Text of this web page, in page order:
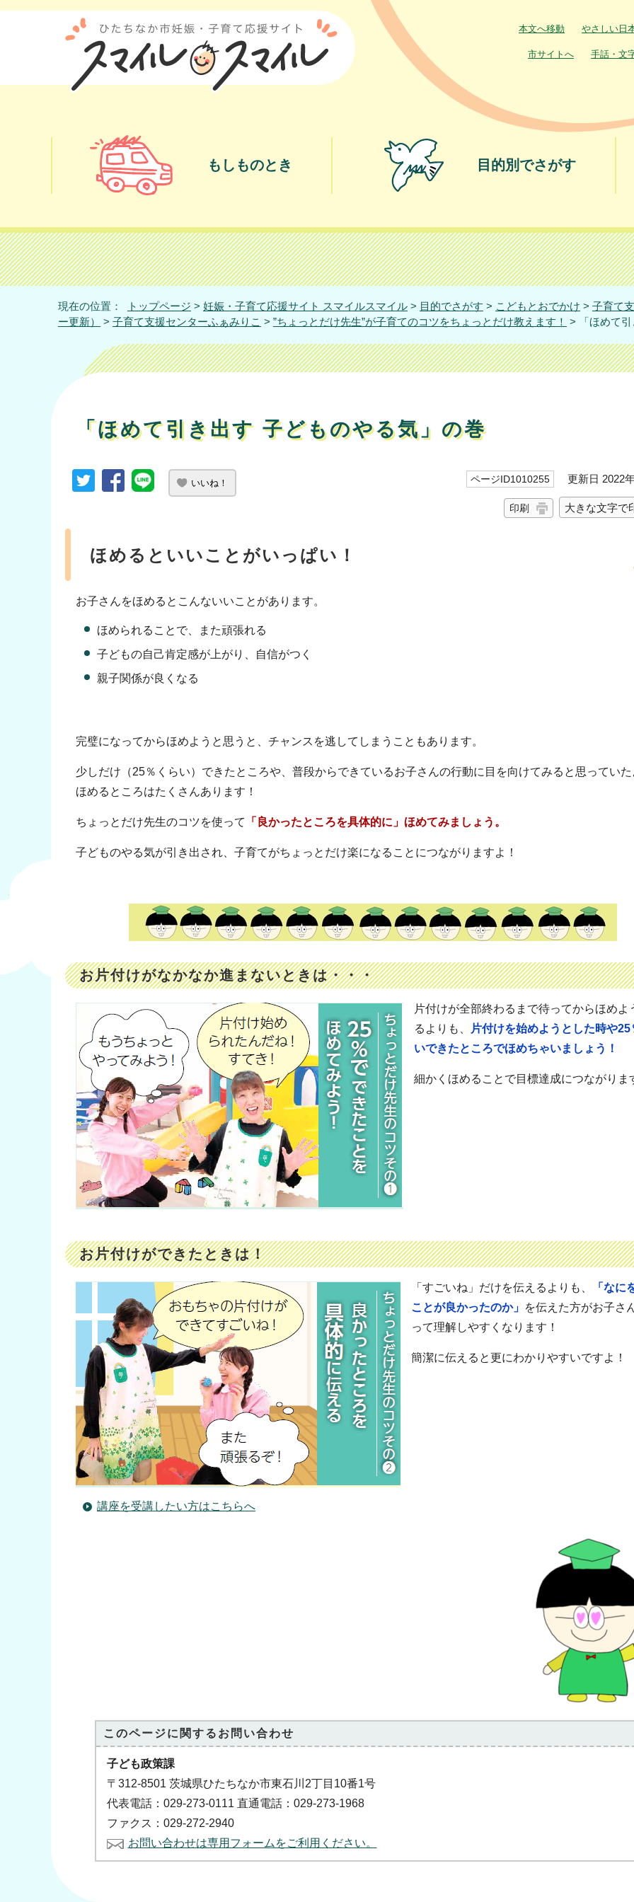
本文へ移動 やさしい日
市サイトへ 手話・文
もしものとき 目的別でさがす
現在の位置： トップページ > 妊娠・子育て応援サイト スマイルスマイル > 目的でさがす > こどもとおでかけ > 子育て
ー更新）
> 子育て支援センターふぁみりこ > ”ちょっとだけ先生”が子育てのコツをちょっとだけ教えます！ > 「ほめて
「ほめて引き出す 子どものやる気」の巻
いいね！ ページID1010255 更新日 2022
印刷 大きな文字で
ほめるといいことがいっぱい！
お子さんをほめるとこんないいことがあります。
ほめられることで、また頑張れる
子どもの自己肯定感が上がり、自信がつく
親子関係が良くなる
完璧になってからほめようと思うと、チャンスを逃してしまうこともあります。
少しだけ（25％くらい）できたところや、普段からできているお子さんの行動に目を向けてみると思ってい
ほめるところはたくさんあります！
ちょっとだけ先生のコツを使って 「良かったところを具体的に」ほめてみましょう。
子どものやる気が引き出され、子育てがちょっとだけ楽になることにつながりますよ！
お片付けがなかなか進まないときは・・・
片付けが全部終わるまで待ってからほめよ
るよりも、
片付けを始めようとした時や25
いできたところでほめちゃいましょう！
細かくほめることで目標達成につながりま
お片付けができたときは！
「すごいね」だけを伝えるよりも、
「なに
ことが良かったのか」 を伝えた方がお子さ
って理解しやすくなります！
簡潔に伝えると更にわかりやすいですよ！
講座を受講したい方はこちらへ
このページに関する お問い合わせ
子ども政策課
〒312-8501 茨城県ひたちなか市東石川2丁目10番1号
代表電話：029-273-0111 直通電話：029-273-1968
ファクス：029-272-2940
お問い合わせは専用フォームをご利用ください。